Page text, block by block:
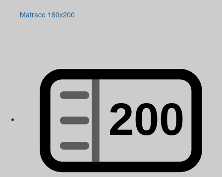
Matrace 180x200